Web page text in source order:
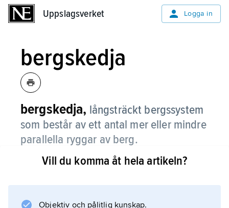
Uppslagsverket Logga in
bergskedja
bergskedja, långsträckt bergssystem
som består av ett antal mer eller mindre
parallella ryggar av berg.
Ofta är det veckad berggrund vari ryggar av
bergskedjor är Appalacherna. Alternativt kan,
Vill du komma åt hela artikeln?
Objektiv och pålitlig kunskap.